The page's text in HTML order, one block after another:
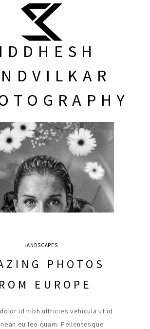
LANDSCAPES
PHOTOS
EUROPE
id nibh ultricies vehicula ut id
eu leo quam. Pellentesque